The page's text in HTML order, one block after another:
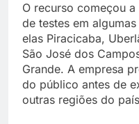
O recurso começou
de testes em
elas Piracicaba,
São José dos
Grande. A empresa
do público antes de
outras regiões do